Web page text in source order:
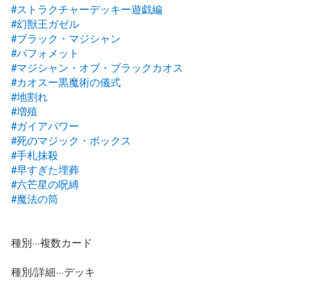
#ストラクチャーデッキー遊戯編
#幻獣王ガゼル
#ブラック・マジシャン
#バフォメット
#マジシャン・オブ・ブラックカオス
#カオスー黒魔術の儀式
#地割れ
#増殖
#ガイアパワー
#死のマジック・ボックス
#手札抹殺
#早すぎた埋葬
#六芒星の呪縛
#魔法の筒
種別···複数カード
種別/詳細···デッキ